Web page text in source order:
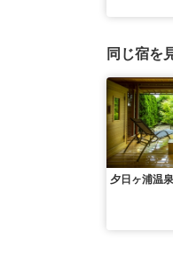
同じ宿を
夕日ヶ浦温